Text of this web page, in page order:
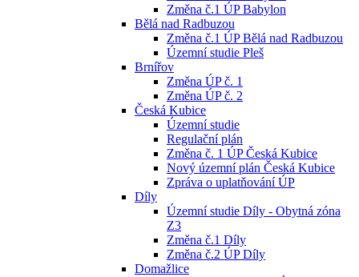
Změna č.1 ÚP Babylon
Bělá nad Radbuzou
Změna č.1 ÚP Bělá nad Radbuzou
Územní studie Pleš
Brnířov
Změna ÚP č. 1
Změna ÚP č. 2
Česká Kubice
Územní studie
Regulační plán
Změna č. 1 ÚP Česká Kubice
Nový územní plán Česká Kubice
Zpráva o uplatňování ÚP
Díly
Územní studie Díly - Obytná zóna
Z3
Změna č.1 Díly
Změna č.2 ÚP Díly
Domažlice